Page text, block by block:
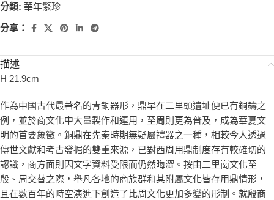
分類: 華年繁珍
分享：
描述
H 21.9cm
作為中國古代最著名的青銅器形，鼎早在二里頭遺址便已有銅鑄之
例，並於商文化中大量製作和運用，至周則更為普及，成為華夏文
明的首要象徵。銅鼎在先秦時期無疑屬禮器之一種，相較今人透過
傳世文獻和考古發掘的雙重來源，已對西周用鼎制度存有較確切的
認識，商方面則因文字資料受限而仍然晦澀。按由二里崗文化至
殷、周交替之際，舉凡各地的商族群和其附屬文化皆存用鼎情形，
且在數百年的時空演進下創造了比周文化更加多變的形制。就殷商